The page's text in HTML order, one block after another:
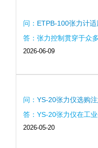
问： ETPB-100张力计
印刷领域应用介绍
答：张力控制贯穿于众
质量和设备稳定运行的
要检测设备。...
2026-06-09
问：YS-20张力仪选购
全面分析
答：YS-20张力仪在工
选购时需要重点关注测
2026-05-20